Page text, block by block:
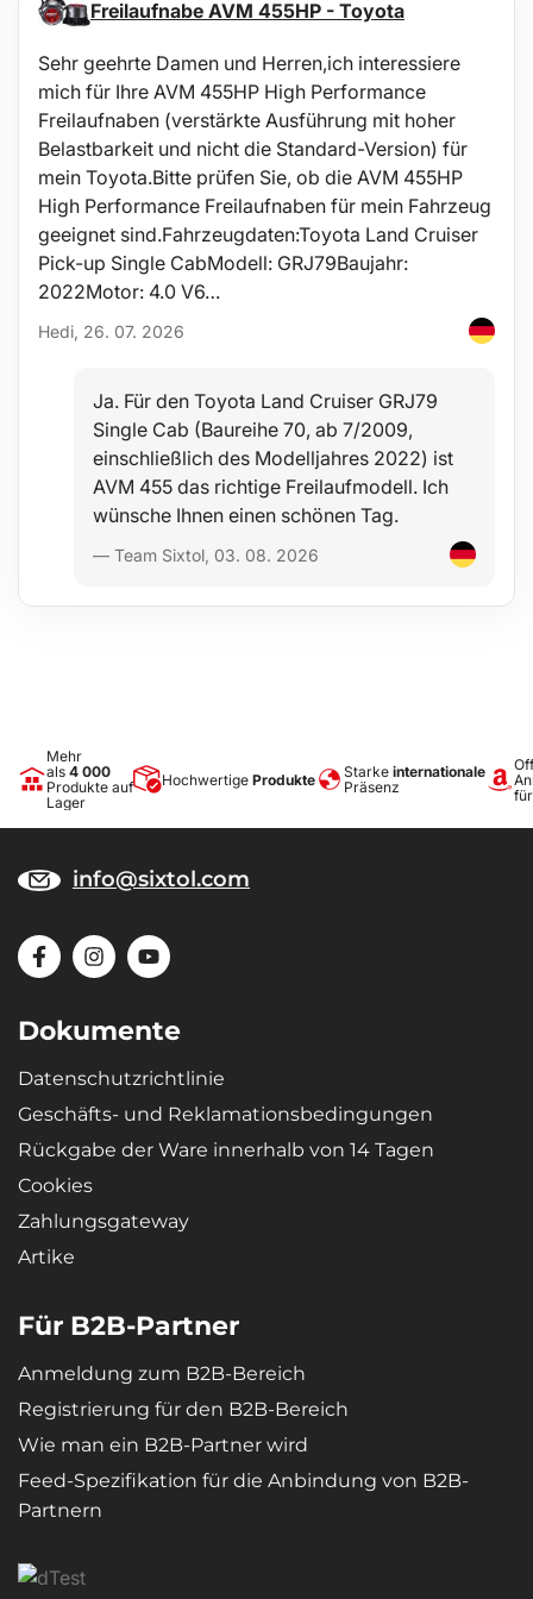
Anschluss neuer Stromkreise
Elektrische Heimprojekte
Industrielle Elektroinstallationen
Wissenschaftliche und technische Projekte
Lieferumfang:
25x rote 0,5 - 1,5 mm2
25x blaue 1,5 - 2,5 mm2
Technische Daten
Anzahl der Stücke: 50
Verpackungsmaße: 21 x 11 x 3 cm
Gewicht: 144 g
Material: Kunststoff
Freilaufnabe AVM 455HP - Toyota
Sehr geehrte Damen und Herren,ich interessiere
mich für Ihre AVM 455HP High Performance
Freilaufnaben (verstärkte Ausführung mit hoher
Belastbarkeit und nicht die Standard-Version) für
mein Toyota.Bitte prüfen Sie, ob die AVM 455HP
High Performance Freilaufnaben für mein Fahrzeug
geeignet sind.Fahrzeugdaten:Toyota Land Cruiser
Pick-up Single CabModell: GRJ79Baujahr:
2022Motor: 4.0 V6…
Hedi, 26. 07. 2026
Ja. Für den Toyota Land Cruiser GRJ79
Single Cab (Baureihe 70, ab 7/2009,
einschließlich des Modelljahres 2022) ist
AVM 455 das richtige Freilaufmodell. Ich
wünsche Ihnen einen schönen Tag.
— Team Sixtol, 03. 08. 2026
Mehr
als 4 000
Produkte auf
Lager
Hochwertige Produkte Starke internationale
Präsenz
info@sixtol.com
Dokumente
Datenschutzrichtlinie
Geschäfts- und Reklamationsbedingungen
Rückgabe der Ware innerhalb von 14 Tagen
Cookies
Zahlungsgateway
Artike
Für B2B-Partner
Anmeldung zum B2B-Bereich
Registrierung für den B2B-Bereich
Wie man ein B2B-Partner wird
Feed-Spezifikation für die Anbindung von B2B-
Partnern